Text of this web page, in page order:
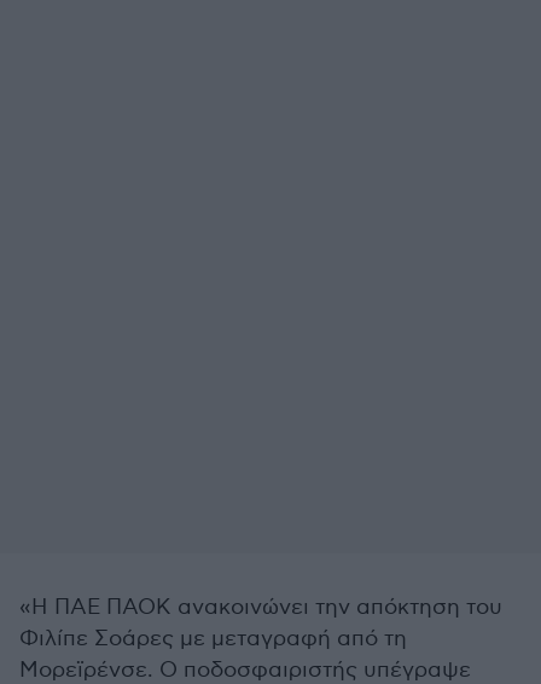
«Η ΠΑΕ ΠΑΟΚ ανακοινώνει την απόκτηση του
Φιλίπε Σοάρες με μεταγραφή από τη
Μορεϊρένσε. Ο ποδοσφαιριστής υπέγραψε